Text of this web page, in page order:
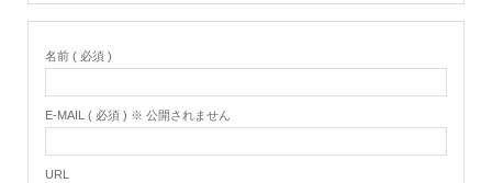
名前 ( 必須 )
E-MAIL ( 必須 ) ※ 公開されません
URL